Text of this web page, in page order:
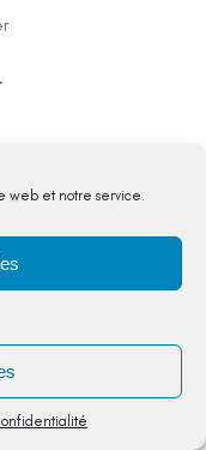
web et notre service.
et
phrases